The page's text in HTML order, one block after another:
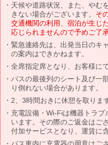
天候や道路状況、また、やむ
きない場合がございます。 そ
交通機関の利用、宿泊が生じ
応じられませんので予めご了
緊急連絡先は、出発当日のキ
の案内はできかねます。
全席指定席となり、お客様に
バスの最後列のシート及び一
り倒れない場合があります。
2、3時間おきに休憩を取りま
充電設備・Wi-Fiは機器トラ
います。その際のご返金はご
付加サービスとなり、運賃に
バス車内に充電器の用意はご